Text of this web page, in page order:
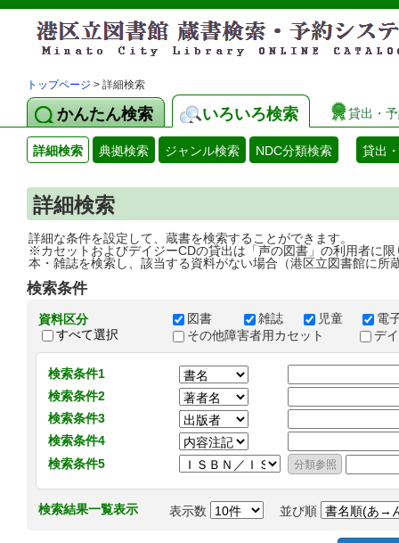
トップページ > 詳細検索
かんたん検索 いろいろ検索 貸出・
詳細検索 典拠検索 ジャンル検索 NDC分類検索 貸出
詳細検索
詳細な条件を設定して、蔵書を検索することができます。
※カセットおよびデイジーCDの貸出は「声の図書」の利用者に限
本・雑誌を検索し、該当する資料がない場合（港区立図書館に所
検索条件
資料区分
すべて選択
図書 雑誌 児童
電
その他障害者用カセット
デ
検索条件1
検索条件2
検索条件3
検索条件4
検索条件5
検索結果一覧表示 表示数 並び順